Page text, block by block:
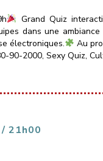
Grand Quiz
dans une
électroniques.
Au
90-2000, Sexy Quiz,
/ 21h00